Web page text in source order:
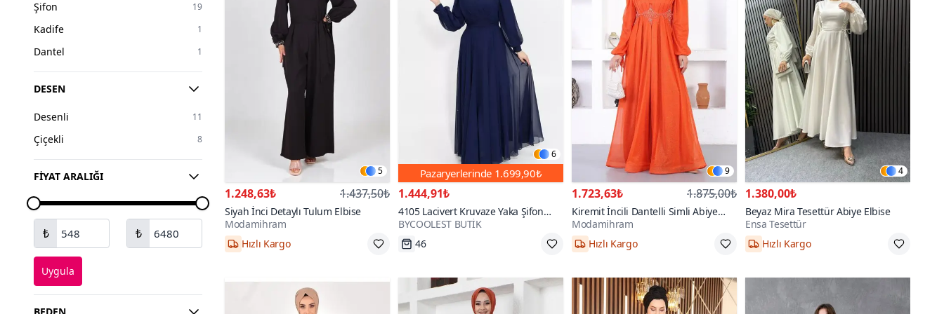
Altın
Şifon 19
Kadife 1
Dantel 1
DESEN
Desenli 11
Çiçekli 8
FIYAT ARALIĞI
₺ ₺
Uygula
5
1.248,63₺ 1.437,50₺
Siyah İnci Detaylı Tulum Elbise
Modamihram
38,40,42,44,46,48
Hızlı Kargo
6
Pazaryerlerinde 1.699,90₺
1.444,91₺
4105 Lacivert Kruvaze Yaka Şifon
Kumaş Abiye Elbise
BYCOOLEST BUTİK
46
Tükenmek Üzere
9
1.723,63₺ 1.875,00₺
Kiremit İncili Dantelli Simli Abiye
Elbise
Modamihram
38,40,42,44,46,48
Hızlı Kargo
4
1.380,00₺
Beyaz Mira Tesettür Abiye Elbise
Ensa Tesettür
36,38,40,42
Hızlı Kargo